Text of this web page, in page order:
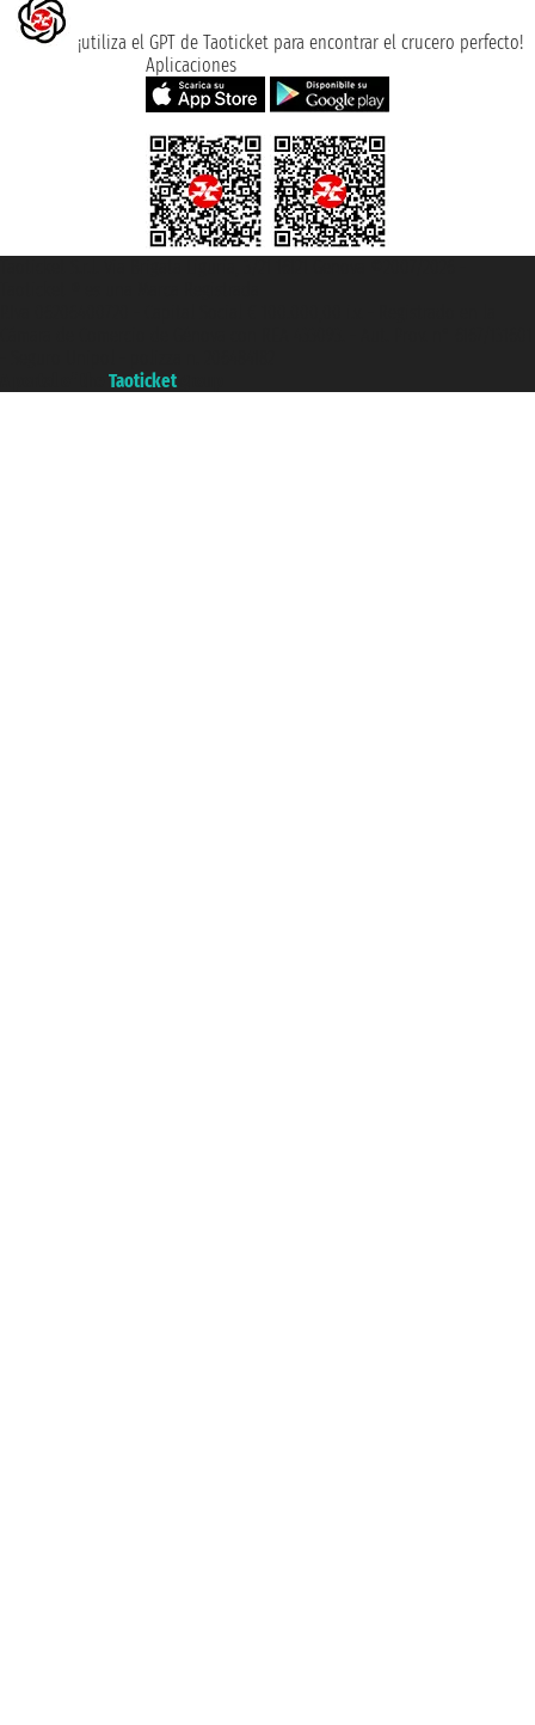
¡utiliza el GPT de Taoticket para encontrar el crucero perfecto!
Aplicaciones
Taoticket